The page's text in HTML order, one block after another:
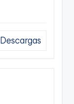
Descargas